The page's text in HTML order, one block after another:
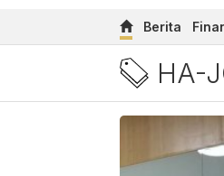
Berita
Berita Ha-HA-